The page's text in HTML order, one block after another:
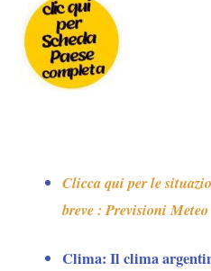
Clicca qui per le
breve : Previsioni Meteo
Clima:Il clima